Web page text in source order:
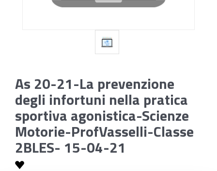
As 20-21-La prevenzione
degli infortuni nella pratica
sportiva agonistica-Scienze
Motorie-ProfVasselli-Classe
2BLES- 15-04-21